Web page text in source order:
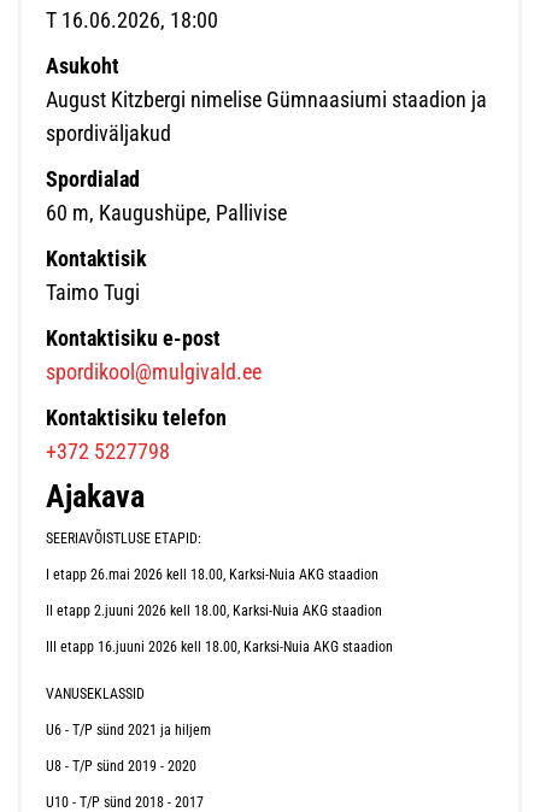
T 16.06.2026, 18:00
Asukoht
August Kitzbergi nimelise Gümnaasiumi staadion ja
spordiväljakud
Spordialad
60 m, Kaugushüpe, Pallivise
Kontaktisik
Taimo Tugi
Kontaktisiku e-post
spordikool@mulgivald.ee
Kontaktisiku telefon
+372 5227798
Ajakava
SEERIAVÕISTLUSE ETAPID:
I etapp 26.mai 2026 kell 18.00, Karksi-Nuia AKG staadion
II etapp 2.juuni 2026 kell 18.00, Karksi-Nuia AKG staadion
III etapp 16.juuni 2026 kell 18.00, Karksi-Nuia AKG staadion
VANUSEKLASSID
U6 - T/P sünd 2021 ja hiljem
U8 - T/P sünd 2019 - 2020
U10 - T/P sünd 2018 - 2017